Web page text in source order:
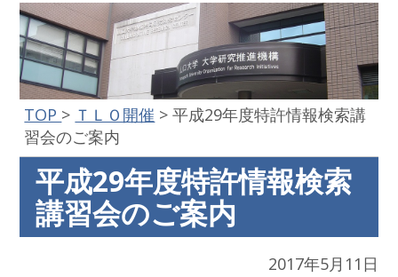
TOP > ＴＬＯ開催 >平成29年度特許情報検索講
習会のご案内
平成29年度特許情報検索
講習会のご案内
2017年5月11日